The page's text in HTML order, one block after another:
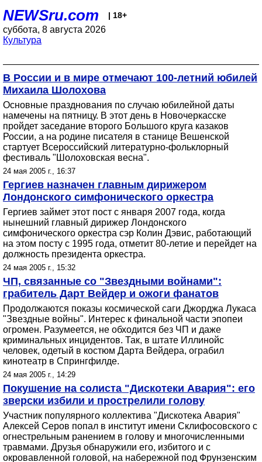
NEWSru.com | 18+
суббота, 8 августа 2026
Культура
В России и в мире отмечают 100-летний юбилей
Михаила Шолохова
Основные празднования по случаю юбилейной даты
намечены на пятницу. В этот день в Новочеркасске
пройдет заседание второго Большого круга казаков
России, а на родине писателя в станице Вешенской
стартует Всероссийский литературно-фольклорный
фестиваль "Шолоховская весна".
24 мая 2005 г., 16:37
Гергиев назначен главным дирижером
Лондонского симфонического оркестра
Гергиев займет этот пост с января 2007 года, когда
нынешний главный дирижер Лондонского
симфонического оркестра сэр Колин Дэвис, работающий
на этом посту с 1995 года, отметит 80-летие и перейдет на
должность президента оркестра.
24 мая 2005 г., 15:32
ЧП, связанные со "Звездными войнами":
грабитель Дарт Вейдер и ожоги фанатов
Продолжаются показы космической саги Джорджа Лукаса
"Звездные войны". Интерес к финальной части эпопеи
огромен. Разумеется, не обходится без ЧП и даже
криминальных инцидентов. Так, в штате Иллинойс
человек, одетый в костюм Дарта Вейдера, ограбил
кинотеатр в Спрингфилде.
24 мая 2005 г., 14:29
Покушение на солиста "Дискотеки Авария": его
зверски избили и прострелили голову
Участник популярного коллектива "Дискотека Авария"
Алексей Серов попал в институт имени Склифосовского с
огнестрельным ранением в голову и многочисленными
травмами. Друзья обнаружили его, избитого и с
окровавленной головой, на набережной под Фрунзенским